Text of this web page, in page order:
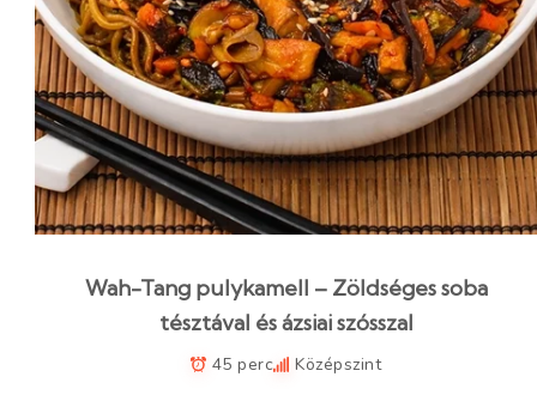
Wah-Tang pulykamell – Zöldséges soba
tésztával és ázsiai szósszal
45 perc Középszint